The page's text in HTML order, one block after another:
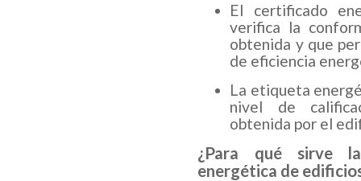
El certificado
verifica la
obtenida y que
de eficiencia
La etiqueta
nivel de
obtenida por el
¿Para qué sirve
energética de